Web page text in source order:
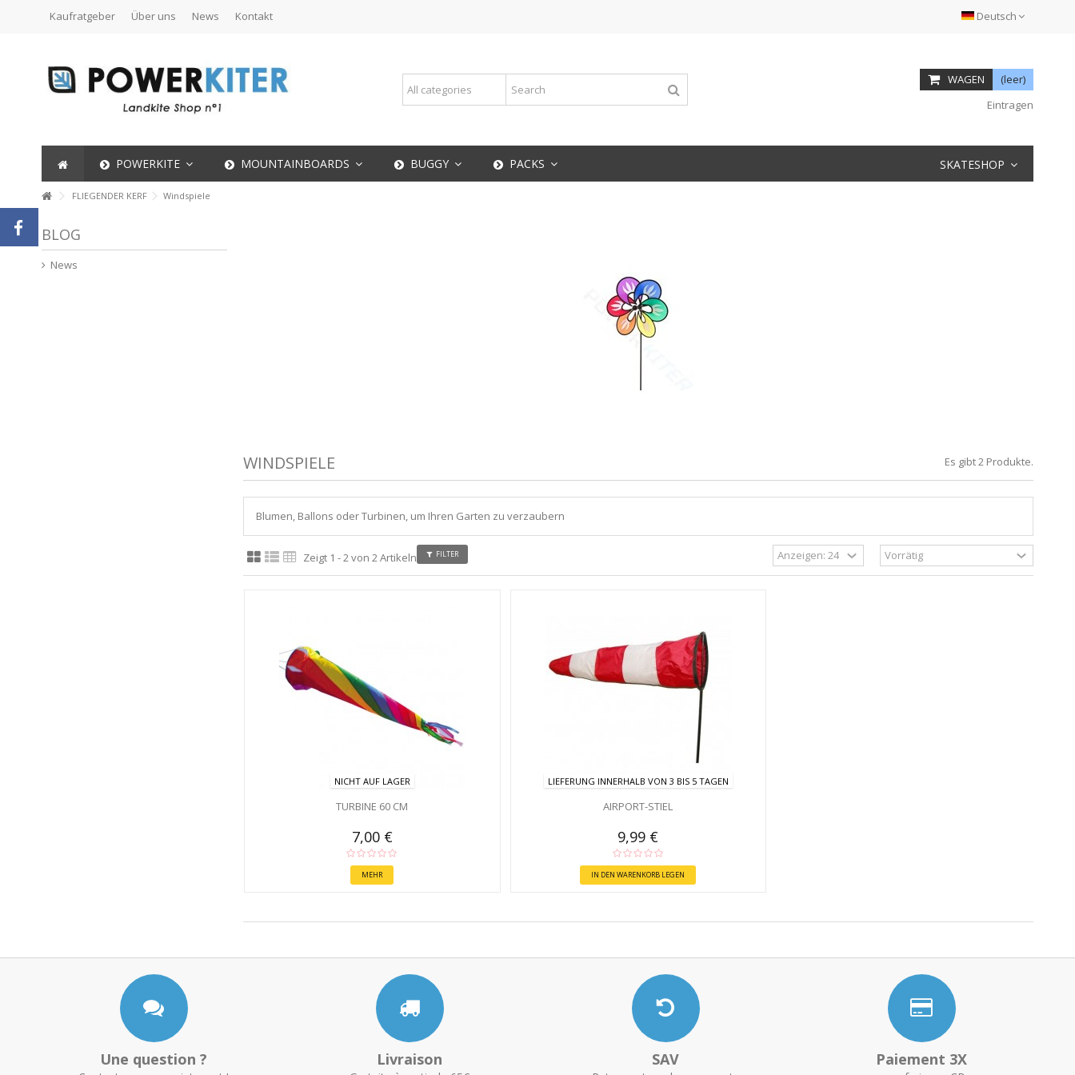
Deutsch
Kaufratgeber Über uns News Kontakt
WAGEN
(leer)
Eintragen
POWERKITE MOUNTAINBOARDS BUGGY PACKS SKATESHOP
FLIEGENDER KERF Windspiele
WINDSPIELE Es gibt 2 Produkte.
Blumen, Ballons oder Turbinen, um Ihren Garten zu verzaubern
Zeigt 1 - 2 von 2 Artikeln FILTER
NICHT AUF LAGER
TURBINE 60 CM
7,00 €
MEHR
LIEFERUNG INNERHALB VON 3 BIS 5 TAGEN
AIRPORT-STIEL
9,99 €
IN DEN WARENKORB LEGEN
BLOG
News
Une question ? Livraison SAV Paiement 3X